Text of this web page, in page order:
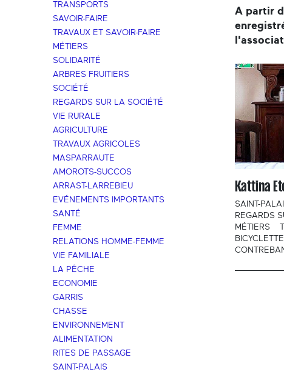
TRANSPORTS
SAVOIR-FAIRE
TRAVAUX ET SAVOIR-FAIRE
MÉTIERS
SOLIDARITÉ
ARBRES FRUITIERS
SOCIÉTÉ
REGARDS SUR LA SOCIÉTÉ
VIE RURALE
AGRICULTURE
TRAVAUX AGRICOLES
MASPARRAUTE
AMOROTS-SUCCOS
ARRAST-LARREBIEU
EVÉNEMENTS IMPORTANTS
SANTÉ
FEMME
RELATIONS HOMME-FEMME
VIE FAMILIALE
LA PÊCHE
ECONOMIE
GARRIS
CHASSE
ENVIRONNEMENT
ALIMENTATION
RITES DE PASSAGE
SAINT-PALAIS
A partir
Kattina
SAINT-
REGARDS
MÉTIERS